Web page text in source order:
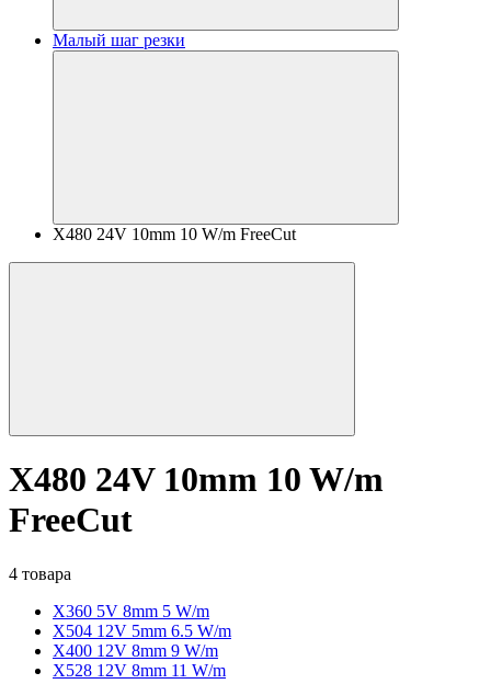
Малый шаг резки
X480 24V 10mm 10 W/m FreeCut
X480 24V 10mm 10 W/m
FreeCut
4 товара
X360 5V 8mm 5 W/m
X504 12V 5mm 6.5 W/m
X400 12V 8mm 9 W/m
X528 12V 8mm 11 W/m